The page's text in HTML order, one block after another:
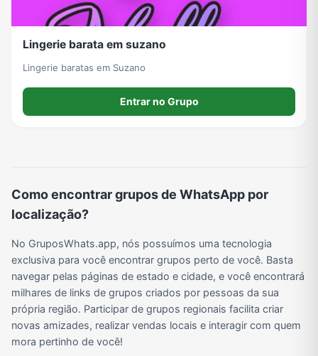
Lingerie barata em suzano
Lingerie baratas em Suzano
Entrar no Grupo
Como encontrar grupos de WhatsApp por
localização?
No GruposWhats.app, nós possuímos uma tecnologia
exclusiva para você encontrar grupos perto de você. Basta
navegar pelas páginas de estado e cidade, e você encontrará
milhares de links de grupos criados por pessoas da sua
própria região. Participar de grupos regionais facilita criar
novas amizades, realizar vendas locais e interagir com quem
mora pertinho de você!